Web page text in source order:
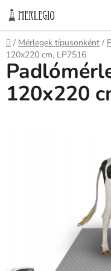
Ugrás
fő
tartalomhoz
Kezdőlap
/ Mérlegek típusonként /
120x220 cm, LP7516
120x220